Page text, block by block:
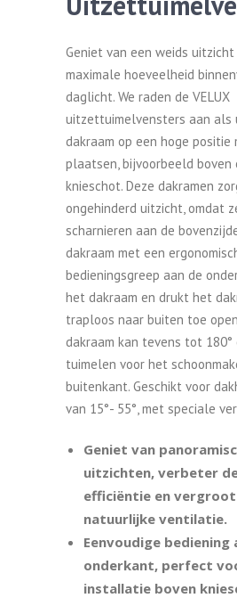
Geniet van een weids uitzicht
maximale hoeveelheid
daglicht. We raden de VELUX
uitzettuimelvensters aan als
dakraam op een hoge
plaatsen, bijvoorbeeld boven
knieschot. Deze dakramen
ongehinderd uitzicht, omdat
scharnieren aan de
dakraam met een
bedieningsgreep aan de
het dakraam en drukt het
traploos naar buiten toe
dakraam kan tevens tot 180°
tuimelen voor het
buitenkant. Geschikt voor
van 15°- 55°, met speciale
Geniet van
uitzichten, verbeter
efficiëntie en vergroot
natuurlijke ventilatie.
Eenvoudige bediening
onderkant, perfect
installatie boven